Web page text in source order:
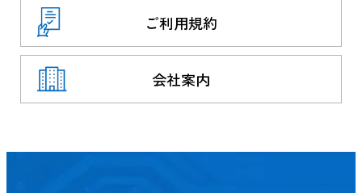
ご利用規約
会社案内